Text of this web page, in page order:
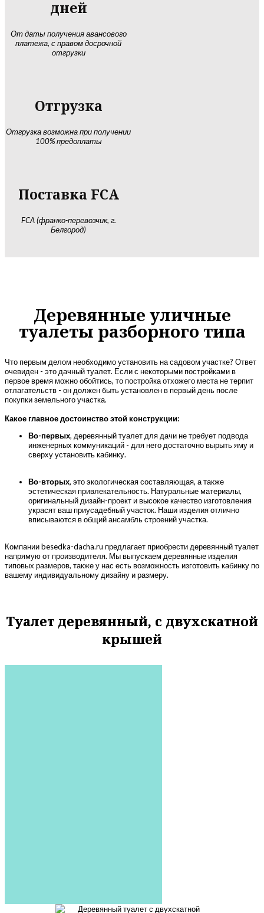
дней
От даты получения авансового
платежа, с правом досрочной
отгрузки
Отгрузка
Отгрузка возможна при получении
100% предоплаты
Поставка FCA
FCA (франко-перевозчик, г.
Белгород)
Деревянные уличные
туалеты разборного типа
Что первым делом необходимо установить на садовом участке? Ответ
очевиден - это дачный туалет. Если с некоторыми постройками в
первое время можно обойтись, то постройка отхожего места не терпит
отлагательств - он должен быть установлен в первый день после
покупки земельного участка.
Какое главное достоинство этой конструкции:
Во-первых, деревянный туалет для дачи не требует подвода
инженерных коммуникаций - для него достаточно вырыть яму и
сверху установить кабинку.
Во-вторых, это экологическая составляющая, а также
эстетическая привлекательность. Натуральные материалы,
оригинальный дизайн-проект и высокое качество изготовления
украсят ваш приусадебный участок. Наши изделия отлично
вписываются в общий ансамбль строений участка.
Компании besedka-dacha.ru предлагает приобрести деревянный туалет
напрямую от производителя. Мы выпускаем деревянные изделия
типовых размеров, также у нас есть возможность изготовить кабинку по
вашему индивидуальному дизайну и размеру.
Туалет деревянный, с двухскатной
крышей